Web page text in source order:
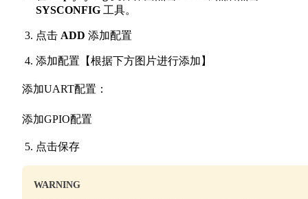
SYSCONFIG 工具。
点击 ADD 添加配置
添加配置【根据下方图片进行添加】
添加UART配置：
添加GPIO配置
点击保存
WARNING